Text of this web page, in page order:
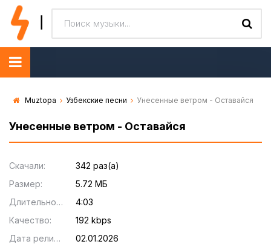
Muztopa Узбекские песни Унесенные ветром - Оставайся
Унесенные ветром - Оставайся
Скачали:
342 раз(а)
Размер:
5.72 МБ
Длительность:
4:03
Качество:
192 kbps
Дата релиза:
02.01.2026